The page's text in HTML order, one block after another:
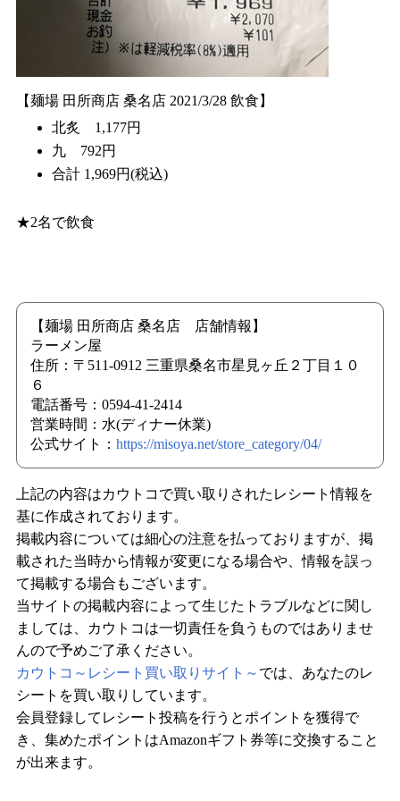
【麺場 田所商店 桑名店 2021/3/28 飲食】
北炙 1,177円
九 792円
合計 1,969円(税込)
★2名で飲食
【麺場 田所商店 桑名店 店舗情報】
ラーメン屋
住所：〒511-0912 三重県桑名市星見ヶ丘２丁目１０
６
電話番号：0594-41-2414
営業時間：水(ディナー休業)
公式サイト： https://misoya.net/store_category/04/
上記の内容はカウトコで買い取りされたレシート情報を
基に作成されております。
掲載内容については細心の注意を払っておりますが、掲
載された当時から情報が変更になる場合や、情報を誤っ
て掲載する場合もございます。
当サイトの掲載内容によって生じたトラブルなどに関し
ましては、カウトコは一切責任を負うものではありませ
んので予めご了承ください。
カウトコ～レシート買い取りサイト～ では、あなたのレ
シートを買い取りしています。
会員登録してレシート投稿を行うとポイントを獲得で
き、集めたポイントはAmazonギフト券等に交換すること
が出来ます。